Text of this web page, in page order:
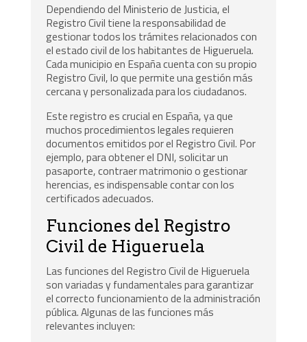
Dependiendo del Ministerio de Justicia, el
Registro Civil tiene la responsabilidad de
gestionar todos los trámites relacionados con
el estado civil de los habitantes de Higueruela.
Cada municipio en España cuenta con su propio
Registro Civil, lo que permite una gestión más
cercana y personalizada para los ciudadanos.
Este registro es crucial en España, ya que
muchos procedimientos legales requieren
documentos emitidos por el Registro Civil. Por
ejemplo, para obtener el DNI, solicitar un
pasaporte, contraer matrimonio o gestionar
herencias, es indispensable contar con los
certificados adecuados.
Funciones del Registro
Civil de Higueruela
Las funciones del Registro Civil de Higueruela
son variadas y fundamentales para garantizar
el correcto funcionamiento de la administración
pública. Algunas de las funciones más
relevantes incluyen: